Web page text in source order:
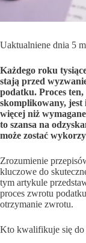
Uaktualniene dnia 5
Każdego roku
stają przed
podatku. Proces ten,
skomplikowany, jest
więcej niż
to szansa na
może zostać
Zrozumienie
kluczowe do
tym artykule
proces zwrotu
otrzymanie zwrotu.
Kto kwalifikuje się do